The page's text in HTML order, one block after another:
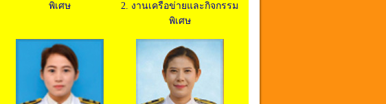
พิเศษ
2. งานเครือข่ายและกิจกรรม
พิเศษ